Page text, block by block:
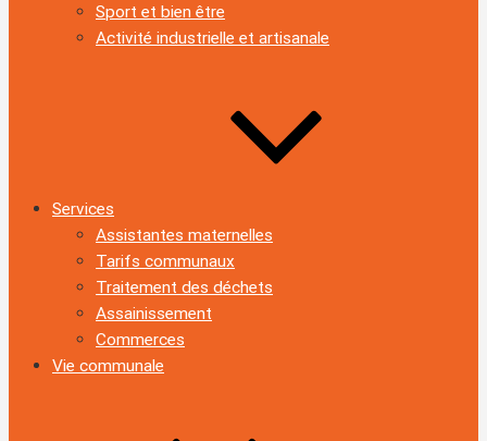
Sport et bien être
Activité industrielle et artisanale
Services
Assistantes maternelles
Tarifs communaux
Traitement des déchets
Assainissement
Commerces
Vie communale